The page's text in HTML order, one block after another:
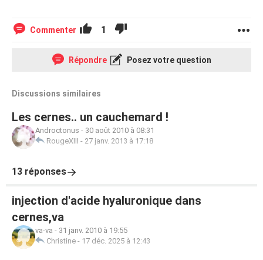
Commenter 1
Répondre Posez votre question
Discussions similaires
Les cernes.. un cauchemard !
Androctonus - 30 août 2010 à 08:31
RougeXIII - 27 janv. 2013 à 17:18
13 réponses
injection d'acide hyaluronique dans
cernes,va
va-va - 31 janv. 2010 à 19:55
Christine - 17 déc. 2025 à 12:43